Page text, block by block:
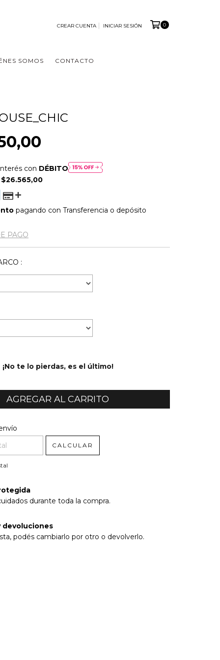
CREAR CUENTA INICIAR SESIÓN 0
SOMOS CONTACTO
con DÉBITO
$26.565,00
pagando con Transferencia o depósito
PAGO
:
¡No te lo pierdas, es el último!
CP:
CALCULAR
durante toda la compra.
devoluciones
podés cambiarlo por otro o devolverlo.